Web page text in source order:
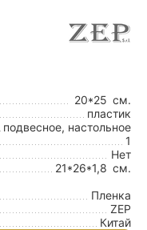
20*25 см.
пластик
подвесное, настольное
1
Нет
21*26*1,8 см.
Пленка
ZEP
Китай